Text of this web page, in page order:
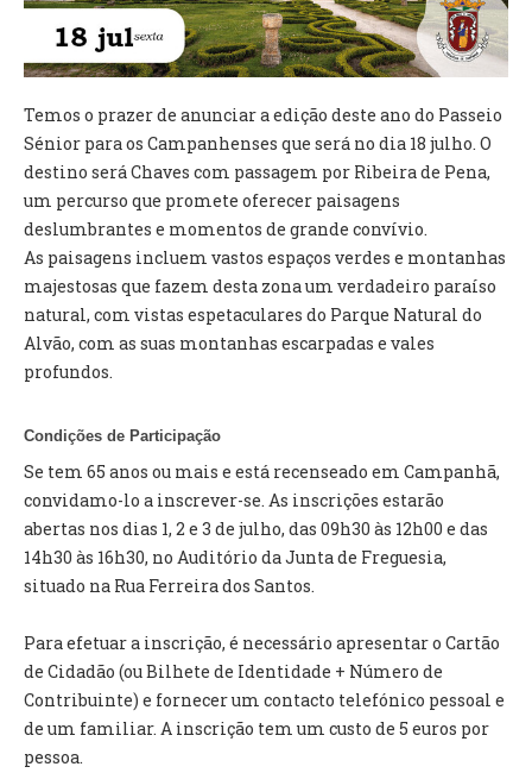
VÍDEOS
AUTARQUIA
CONSTITUIÇÃO
PRESIDENTE
EXECUTIVO E PELOUROS
ASSEMBLEIA DE FREGUESIA
GRAVAÇÕES DAS REUNIÕES PÚBLICAS DO EXECUTIVO
DOCUMENTOS
PLANO E ORÇAMENTO
RELATÓRIO E CONTAS
INVENTÁRIO
RECRUTAMENTO PESSOAL
CÓDIGO DE CONDUTA
FUNDO DE APOIO AO ASSOCIATIVISMO
SUBVENÇÕES PÚBLICAS
SERVIÇOS
Temos o prazer de anunciar a edição deste ano do Passeio
Sénior para os Campanhenses que será no dia 18 julho. O
destino será Chaves com passagem por Ribeira de Pena,
um percurso que promete oferecer paisagens
deslumbrantes e momentos de grande convívio.
As paisagens incluem vastos espaços verdes e montanhas
majestosas que fazem desta zona um verdadeiro paraíso
natural, com vistas espetaculares do Parque Natural do
Alvão, com as suas montanhas escarpadas e vales
profundos.
Condições de Participação
Se tem 65 anos ou mais e está recenseado em Campanhã,
convidamo-lo a inscrever-se. As inscrições estarão
abertas nos dias 1, 2 e 3 de julho, das 09h30 às 12h00 e das
14h30 às 16h30, no Auditório da Junta de Freguesia,
situado na Rua Ferreira dos Santos.
Para efetuar a inscrição, é necessário apresentar o Cartão
de Cidadão (ou Bilhete de Identidade + Número de
Contribuinte) e fornecer um contacto telefónico pessoal e
de um familiar. A inscrição tem um custo de 5 euros por
pessoa.